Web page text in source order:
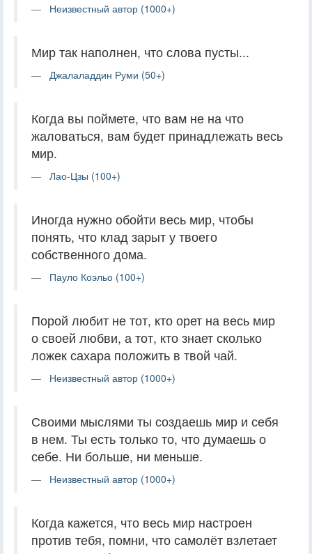
Неизвестный автор (1000+)
Мир так наполнен, что слова пусты...
Джалаладдин Руми (50+)
Когда вы поймете, что вам не на что
жаловаться, вам будет принадлежать весь
мир.
Лао-Цзы (100+)
Иногда нужно обойти весь мир, чтобы
понять, что клад зарыт у твоего
собственного дома.
Пауло Коэльо (100+)
Порой любит не тот, кто орет на весь мир
о своей любви, а тот, кто знает сколько
ложек сахара положить в твой чай.
Неизвестный автор (1000+)
Своими мыслями ты создаешь мир и себя
в нем. Ты есть только то, что думаешь о
себе. Ни больше, ни меньше.
Неизвестный автор (1000+)
Когда кажется, что весь мир настроен
против тебя, помни, что самолёт взлетает